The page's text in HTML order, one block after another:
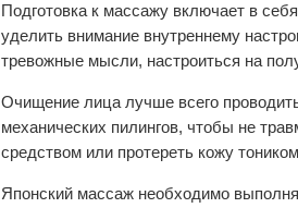
Подготовка к массажу включает в
уделить внимание внутреннему
тревожные мысли, настроиться на
Очищение лица лучше всего
механических пилингов, чтобы не
средством или протереть кожу
Японский массаж необходимо